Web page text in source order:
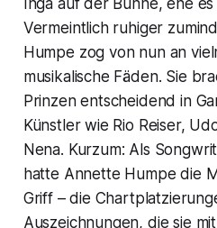
Inga auf der Bühne, ehe
Vermeintlich ruhiger
Humpe zog von nun an
musikalische Fäden. Sie
Prinzen entscheidend in
Künstler wie Rio Reiser,
Nena. Kurzum: Als
hatte Annette Humpe die
Griff – die
Auszeichnungen, die sie